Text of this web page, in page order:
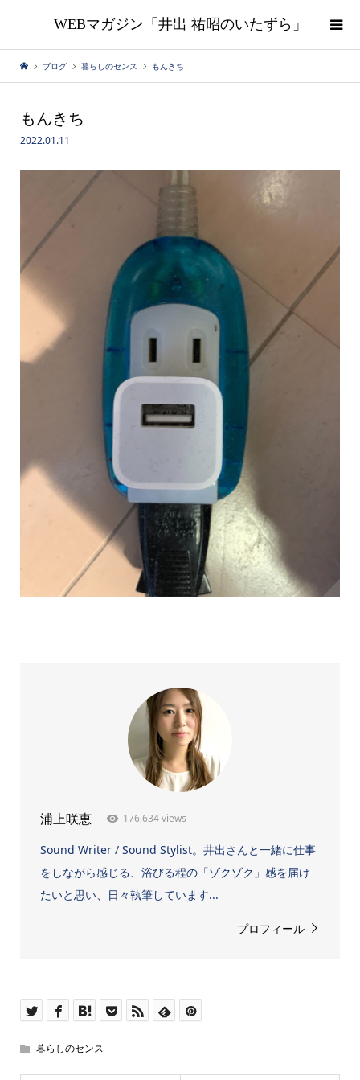
WEBマガジン「井出 祐昭のいたずら」
ブログ 暮らしのセンス もんきち
もんきち
2022.01.11
浦上咲恵 176,634 views
Sound Writer / Sound Stylist。井出さんと一緒に仕事
をしながら感じる、浴びる程の「ゾクゾク」感を届け
たいと思い、日々執筆しています...
プロフィール
暮らしのセンス